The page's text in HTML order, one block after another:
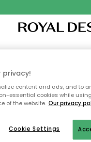
TEXTILIEN & TEPPICHE
die
privacy!
content and ads, and to
essential cookies while
of the website. Our privacy
Cookie Settings